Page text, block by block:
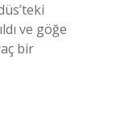
ve göğe
bir